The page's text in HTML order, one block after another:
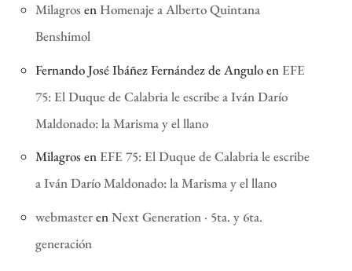
Milagros enHomenaje a Alberto Quintana
Benshimol
Fernando José Ibáñez Fernández de Anguloen EFE
75: El Duque de Calabria le escribe a Iván Darío
Maldonado: la Marisma y el llano
Milagrosen EFE 75: El Duque de Calabria le escribe
a Iván Darío Maldonado: la Marisma y el llano
webmasterenNext Generation · 5ta. y 6ta.
generación